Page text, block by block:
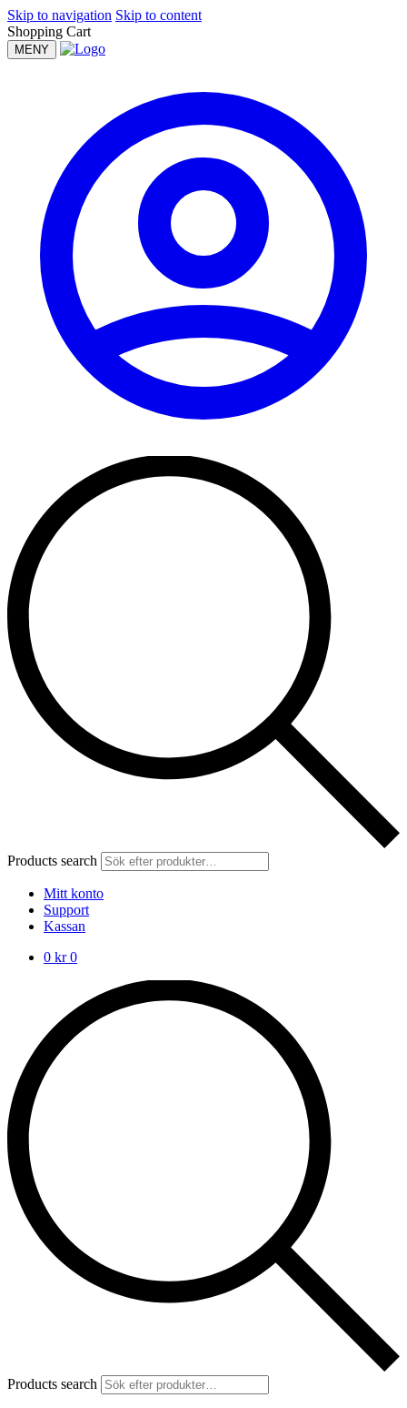
Skip to navigation Skip to content
Shopping Cart
MENY
Products search
Mitt konto
Support
Kassan
0 kr 0
Products search